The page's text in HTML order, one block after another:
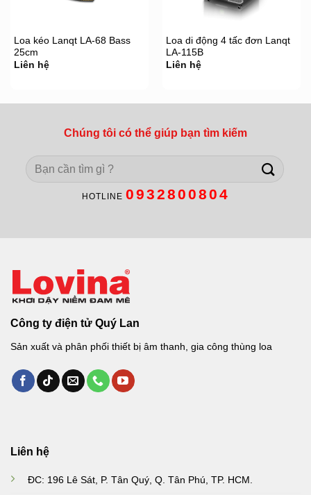
Loa kéo Lanqt LA-68 Bass
25cm
Liên hệ
Loa di động 4 tấc đơn Lanqt
LA-115B
Liên hệ
Chúng tôi có thể giúp bạn tìm kiếm
Search
for:
HOTLINE 0932800804
Công ty điện tử Quý Lan
Sản xuất và phân phối thiết bị âm thanh, gia công thùng loa
Liên hệ
ĐC: 196 Lê Sát, P. Tân Quý, Q. Tân Phú, TP. HCM.